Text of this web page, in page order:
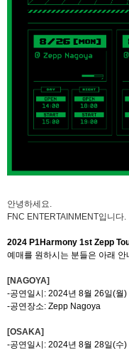
안녕하세요.
FNC ENTERTAINMENT입니다.
2024 P1Harmony 1st Zepp
예매를 원하시는 분들은 아래
[NAGOYA]
-공연일시 : 2024년 8월 26일(월)
-공연장소: Zepp Nagoya
[OSAKA]
-공연일시 : 2024년 8월 28일(수)